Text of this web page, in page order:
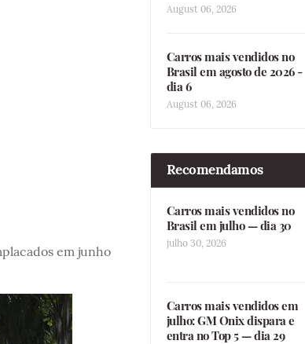
em junho
August 06, 2026
Carros mais vendidos no
Brasil em agosto de 2026 -
dia 6
August 06, 2026
Recomendamos
Carros mais vendidos no
Brasil em julho — dia 30
julho 30, 2026
Carros mais vendidos em
julho: GM Onix dispara e
entra no Top 5 — dia 29